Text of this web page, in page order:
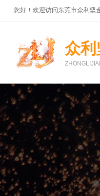
您好！欢迎访问东莞市众利坚
众利